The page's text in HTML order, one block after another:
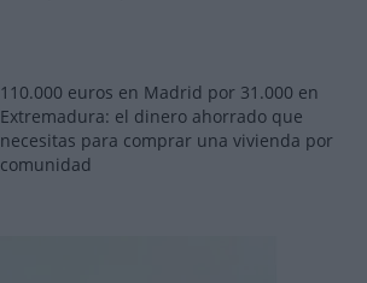
110.000 euros en Madrid por 31.000 en
Extremadura: el dinero ahorrado que
necesitas para comprar una vivienda por
comunidad